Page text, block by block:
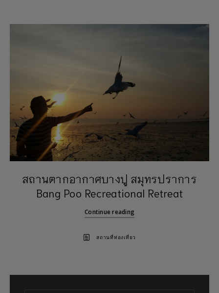
สถานตากอากาศบางปู สมุทรปราการ
Bang Poo Recreational Retreat
Continue reading
สถานที่ท่องเที่ยว